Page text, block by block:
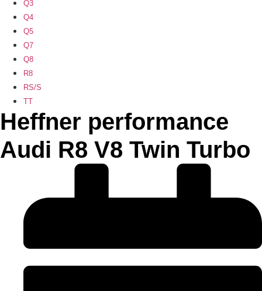
Q3
Q4
Q5
Q7
Q8
R8
RS/S
TT
Heffner performance
Audi R8 V8 Twin Turbo